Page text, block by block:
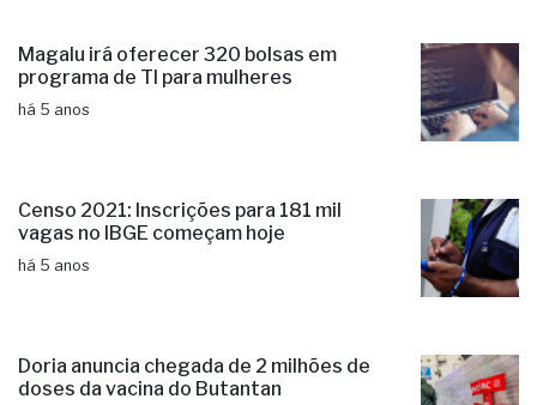
Magalu irá oferecer 320 bolsas em
programa de TI para mulheres
há 5 anos
Censo 2021: Inscrições para 181 mil
vagas no IBGE começam hoje
há 5 anos
Doria anuncia chegada de 2 milhões de
doses da vacina do Butantan